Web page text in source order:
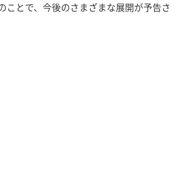
ことで、今後のさまざまな展開が予告さ